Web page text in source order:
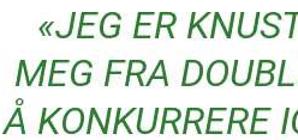
«JEG ER
MEG FRA
Å KONKURRERE